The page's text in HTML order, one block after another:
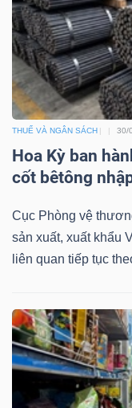
THUẾ VÀ NGÂN SÁCH 30/
Hoa Kỳ ban
cốt bêtông
Cục Phòng vệ
sản xuất, xuất khẩu
liên quan tiếp tục